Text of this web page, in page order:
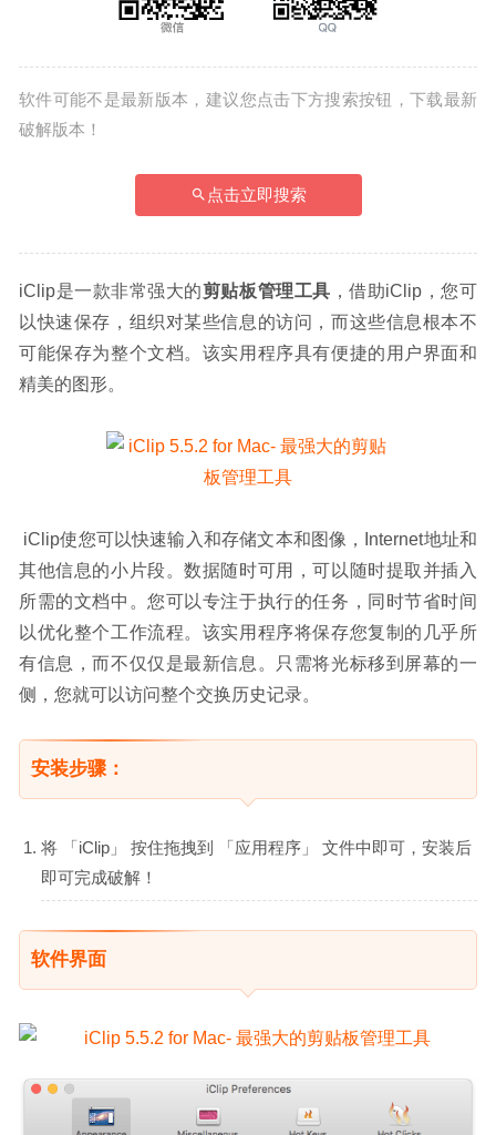
软件可能不是最新版本，建议您点击下方搜索按钮，下载最新
破解版本！
点击立即搜索
iClip是一款非常强大的剪贴板管理工具 ，借助iClip，您可
以快速保存，组织对某些信息的访问，而这些信息根本不
可能保存为整个文档。该实用程序具有便捷的用户界面和
精美的图形。
其他信息的小片段。数据随时可用，可以随时提取并插入
所需的文档中。您可以专注于执行的任务，同时节省时间
以优化整个工作流程。该实用程序将保存您复制的几乎所
有信息，而不仅仅是最新信息。只需将光标移到屏幕的一
侧，您就可以访问整个交换历史记录。
安装步骤：
将 「iClip」 按住拖拽到 「应用程序」 文件中即可，安装后
即可完成破解！
软件界面